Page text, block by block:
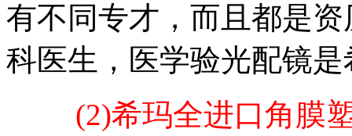
有不同专才，而且都是
科医生，医学验光配镜
(2)希玛全进口角膜